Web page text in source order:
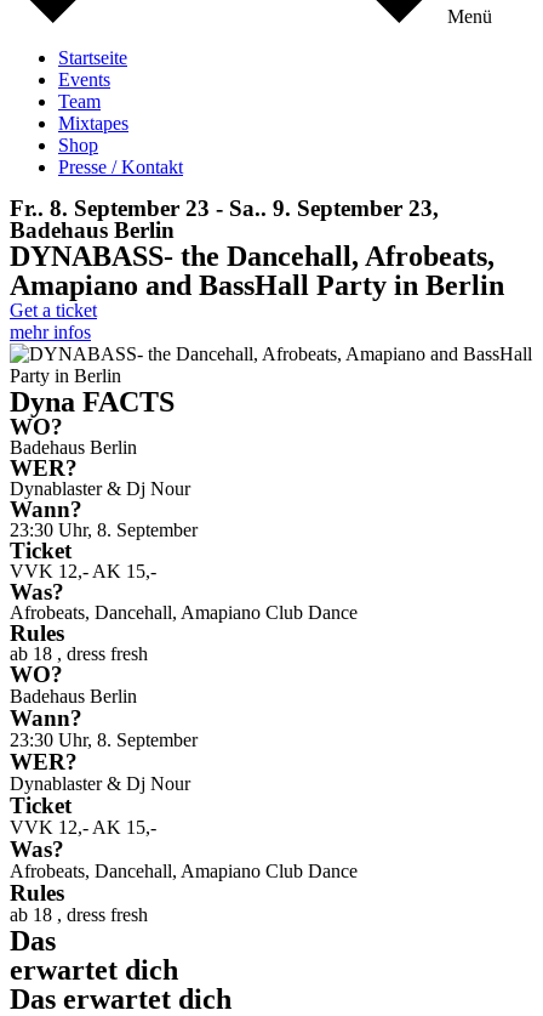
Menü
Startseite
Events
Team
Mixtapes
Shop
Presse / Kontakt
Fr.. 8. September 23 - Sa.. 9. September 23,
Badehaus Berlin
DYNABASS- the Dancehall, Afrobeats,
Amapiano and BassHall Party in Berlin
Get a ticket
mehr infos
Dyna FACTS
WO?
Badehaus Berlin
WER?
Dynablaster & Dj Nour
Wann?
23:30 Uhr, 8. September
Ticket
VVK 12,- AK 15,-
Was?
Afrobeats, Dancehall, Amapiano Club Dance
Rules
ab 18 , dress fresh
WO?
Badehaus Berlin
Wann?
23:30 Uhr, 8. September
WER?
Dynablaster & Dj Nour
Ticket
VVK 12,- AK 15,-
Was?
Afrobeats, Dancehall, Amapiano Club Dance
Rules
ab 18 , dress fresh
Das
erwartet dich
Das erwartet dich